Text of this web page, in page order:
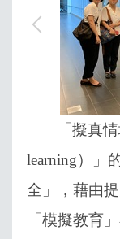
「擬真
learning）」
全」，藉由
「模擬教育